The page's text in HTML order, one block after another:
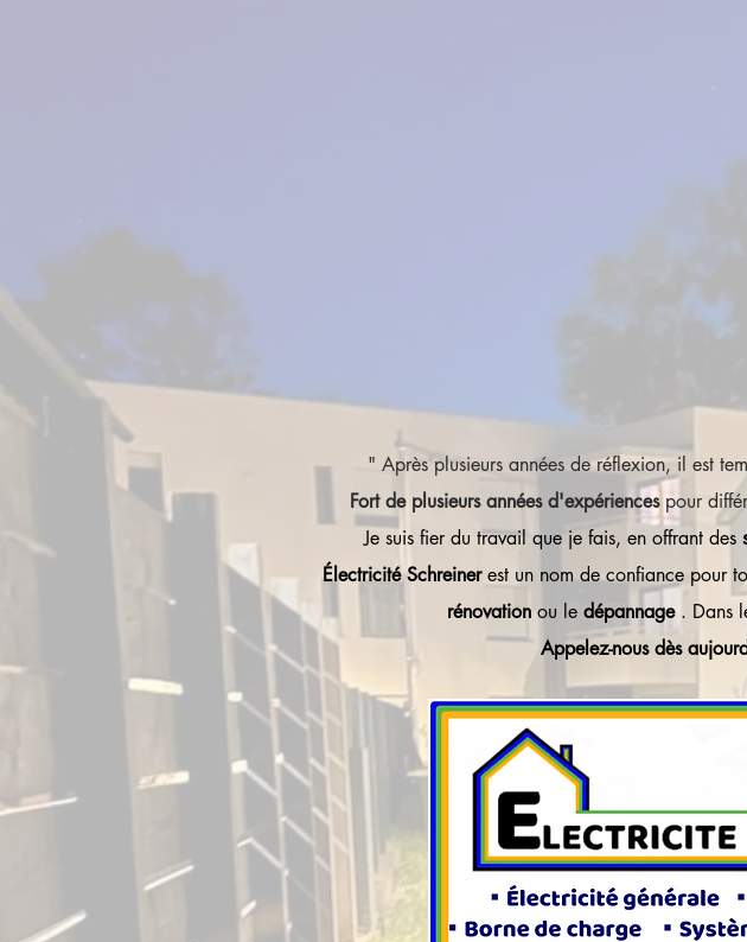
" Après plusieurs années de réflexion, il est
Fort de plusieurs années d'expériencespour
Je suis fier du travail que je fais, en offrant des
Électricité Schreinerest un nom de confiance pour
rénovationou le dépannage. Dans
Appelez-nous dès